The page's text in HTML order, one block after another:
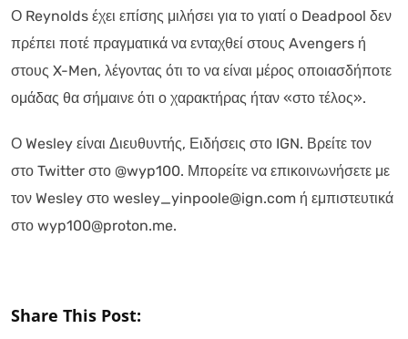
Ο Reynolds έχει επίσης μιλήσει για το γιατί ο Deadpool δεν
πρέπει ποτέ πραγματικά να ενταχθεί στους Avengers ή
στους X-Men, λέγοντας ότι το να είναι μέρος οποιασδήποτε
ομάδας θα σήμαινε ότι ο χαρακτήρας ήταν «στο τέλος».
Ο Wesley είναι Διευθυντής, Ειδήσεις στο IGN. Βρείτε τον
στο Twitter στο @wyp100. Μπορείτε να επικοινωνήσετε με
τον Wesley στο wesley_yinpoole@ign.com ή εμπιστευτικά
στο wyp100@proton.me.
Share This Post: